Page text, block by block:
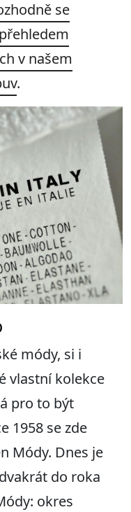
se
v našem
.
módy, si i
vlastní kolekce
pro to být
1958 se zde
Módy. Dnes je
do roka
okres